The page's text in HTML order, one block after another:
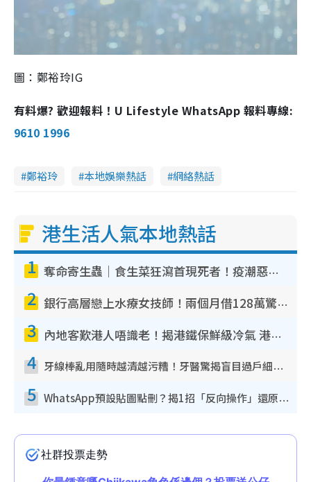
圖：鄭裕玲IG
有料爆? 歡迎報料！U Lifestyle WhatsApp 報料專線:
9610 1996
鄭裕玲 本地娛樂熱話 網絡熱話
港生活人氣本地熱話
1 奪命寄生蟲｜食生菜狂瀉首現死者！疫潮惡化錄1.8萬宗病例 揭洗菜3大謬誤
2 銀行高層戀上水療女技師！兩個月借128萬驚覺「沉船」沉落火海 揭背後疑似邪教操控賣淫
3 內地客歎港人唔識老！揭港鐵保鮮級冷氣 港人求放過：咪投訴
4 牙線棒亂用隨時越清越污糟！牙醫驚揭盲目過戶細菌恐致蛀牙：呢種先係日常真保養
5 WhatsApp預設貼圖點刪？揭1招「反向操作」還原簡潔介面 附3步實測教學